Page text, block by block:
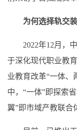
为何选择轨交装
2022年12月，中
于深化现代职业教
业教育改革“一体、
中，“一体”即探索
翼”即市域产教联合